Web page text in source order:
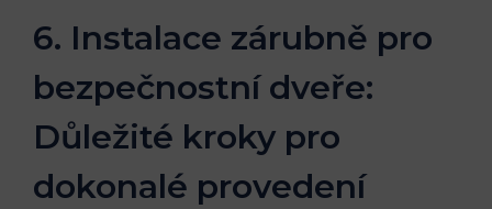
6. Instalace zárubně pro
bezpečnostní dveře:
Důležité kroky pro
dokonalé provedení